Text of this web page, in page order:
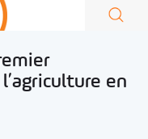
en